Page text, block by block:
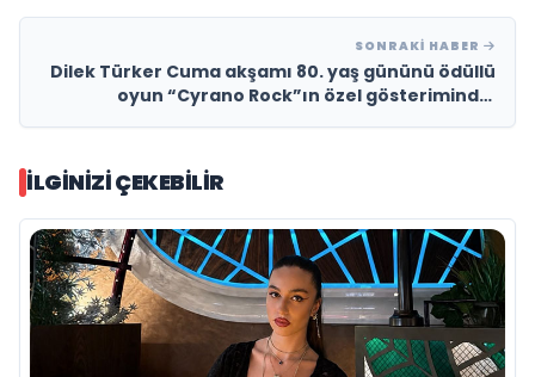
SONRAKI HABER
Dilek Türker Cuma akşamı 80. yaş gününü ödüllü
oyun “Cyrano Rock”ın özel gösteriminde,
İLGINIZI ÇEKEBILIR